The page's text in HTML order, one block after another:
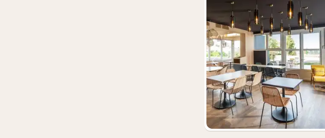
Vorheriges Bild